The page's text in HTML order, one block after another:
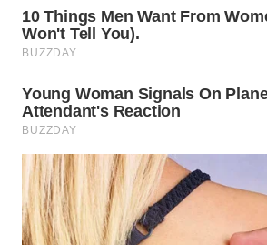
WN
INDRAMAYU
WN
KUNINGAN
WN
MAJALENGKA
WN